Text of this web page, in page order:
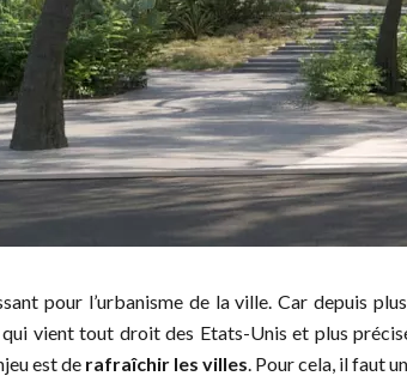
pour l’urbanisme de la ville. Car depuis
vient tout droit des Etats-Unis et plus
est de rafraîchir les villes. Pour cela, il faut